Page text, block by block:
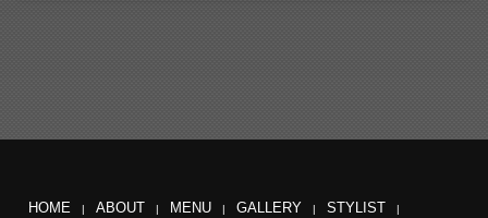
HOME ABOUT MENU GALLERY STYLIST